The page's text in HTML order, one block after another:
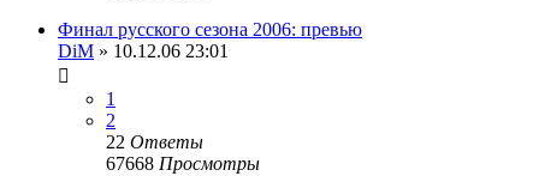
Финал русского сезона 2006: превью
DiM » 10.12.06 23:01
1
2
22 Ответы
67668 Просмотры